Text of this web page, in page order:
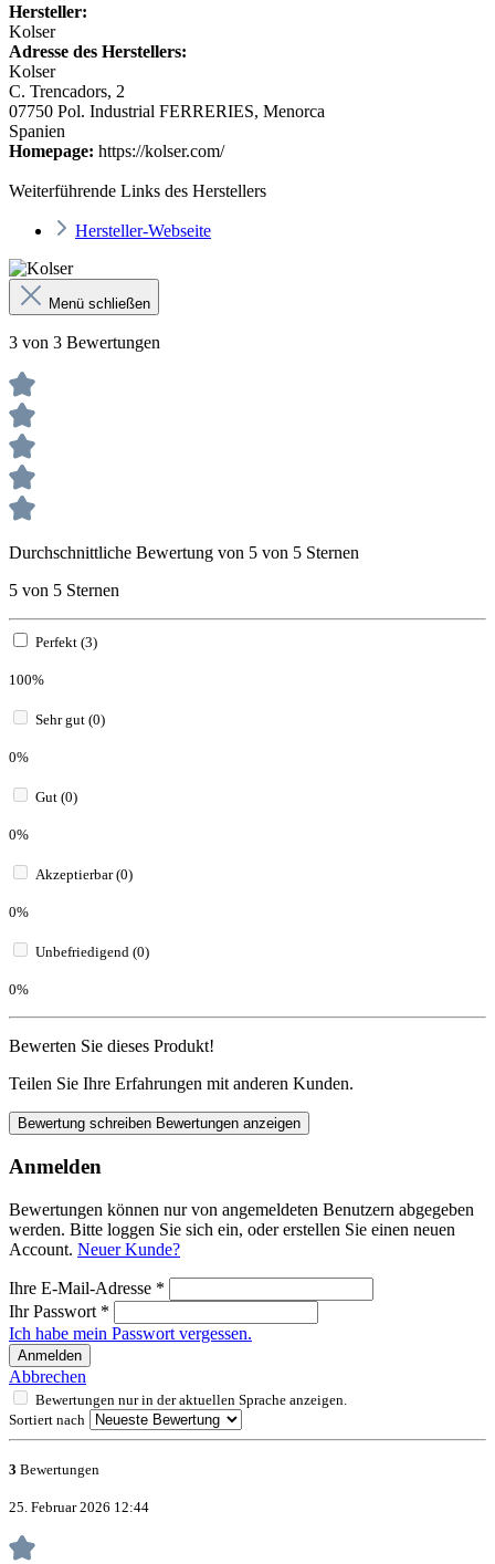
Hersteller:
Kolser
Adresse des Herstellers:
Kolser
C. Trencadors, 2
07750 Pol. Industrial FERRERIES, Menorca
Spanien
Homepage: https://kolser.com/
Weiterführende Links des Herstellers
Hersteller-Webseite
Menü schließen
3 von 3 Bewertungen
Durchschnittliche Bewertung von 5 von 5 Sternen
5 von 5 Sternen
Perfekt (3)
100%
Sehr gut (0)
0%
Gut (0)
0%
Akzeptierbar (0)
0%
Unbefriedigend (0)
0%
Bewerten Sie dieses Produkt!
Teilen Sie Ihre Erfahrungen mit anderen Kunden.
Bewertung schreiben Bewertungen anzeigen
Anmelden
Bewertungen können nur von angemeldeten Benutzern abgegeben
werden. Bitte loggen Sie sich ein, oder erstellen Sie einen neuen
Account. Neuer Kunde?
Ihre E-Mail-Adresse *
Ihr Passwort *
Ich habe mein Passwort vergessen.
Anmelden
Abbrechen
Bewertungen nur in der aktuellen Sprache anzeigen.
Sortiert nach
3 Bewertungen
25. Februar 2026 12:44